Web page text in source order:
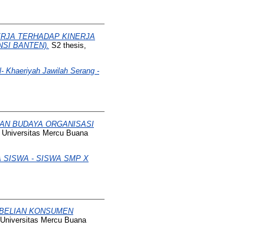
TERHADAP KINERJA
BANTEN). S2 thesis,
Khaeriyah Jawilah Serang -
BUDAYA ORGANISASI
Mercu Buana
SISWA - SISWA SMP X
KONSUMEN
Mercu Buana